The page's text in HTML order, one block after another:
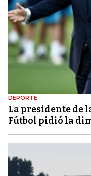
DEPORTE
La presidente de
Fútbol pidió la